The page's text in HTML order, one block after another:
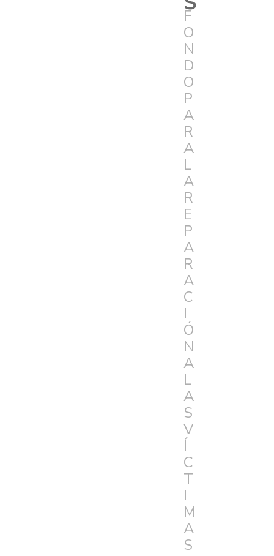
F
O
N
D
O
P
A
R
A
L
A
R
E
P
A
R
A
C
I
Ó
N
A
L
A
S
V
Í
C
T
I
M
A
S